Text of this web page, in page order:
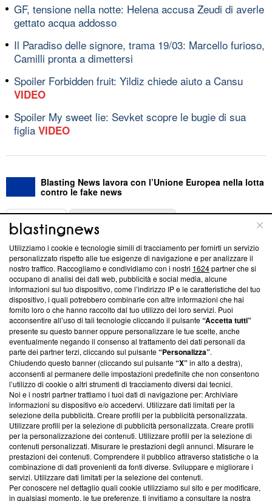
GF, tensione nella notte: Helena accusa Zeudi di averle
gettato acqua addosso
Il Paradiso delle signore, trama 19/03: Marcello furioso,
Camilli pronta a dimettersi
Spoiler Forbidden fruit: Yildiz chiede aiuto a Cansu
VIDEO
Spoiler My sweet lie: Sevket scopre le bugie di sua
figlia VIDEO
Blasting News lavora con l’Unione Europea nella lotta
contro le fake news
ABOUT
Questa sezione offre informazioni trasparenti su Blasting
News, sui nostri processi editoriali e su come ci impegniamo a
creare news di qualità. Inoltre, afferma la nostra aderenza a
‘Trust Project - News with Integrity’Blasting News non è
ancora membro del programma, ma ha richiesto di farne
parte; Trust Project non ha ancora effettuato una verifica di
conformità agli standard.
Su di noi
Team editoriale
Corporate
Redazione
Informativa Privacy
Cookie Policy
Blasting SA, IDI CHE-247.845.224, Via Carlo Frasca, 3 - 6900
Lugano (Svizzera) Tel:+39 0690258937
Utilizziamo i cookie e tecnologie simili di tracciamento per fornirti un servizio
personalizzato rispetto alle tue esigenze di navigazione e per analizzare il
nostro traffico. Raccogliamo e condividiamo con i nostri 1624partner che si
occupano di analisi dei dati web, pubblicità e social media, alcune
informazioni sul tuo dispositivo, come l’indirizzo IP e le caratteristiche del tuo
dispositivo, i quali potrebbero combinarle con altre informazioni che hai
fornito loro o che hanno raccolto dal tuo utilizzo dei loro servizi. Puoi
acconsentire all’uso di tali tecnologie cliccando il pulsante“Accetta tutti”
presente su questo banner oppure personalizzare le tue scelte, anche
eventualmente negando il consenso al trattamento dei dati personali da
parte dei partner terzi, cliccando sul pulsante“Personalizza”.
Chiudendo questo banner (cliccando sul pulsante“X”in alto a destra),
acconsenti al permanere delle impostazioni predefinite che non consentono
l’utilizzo di cookie o altri strumenti di tracciamento diversi dai tecnici.
Noi e i nostri partner trattiamo i tuoi dati di navigazione per: Archiviare
informazioni su dispositivo e/o accedervi. Utilizzare dati limitati per la
selezione della pubblicità. Creare profili per la pubblicità personalizzata.
Utilizzare profili per la selezione di pubblicità personalizzata. Creare profili
per la personalizzazione dei contenuti. Utilizzare profili per la selezione di
contenuti personalizzati. Misurare le prestazioni degli annunci. Misurare le
prestazioni dei contenuti. Comprendere il pubblico attraverso statistiche o la
combinazione di dati provenienti da fonti diverse. Sviluppare e migliorare i
servizi. Utilizzare dati limitati per la selezione dei contenuti.
Per conoscere nel dettaglio quali cookie utilizziamo sul sito e per modificare,
in qualsiasi momento, le tue preferenze, ti invitiamo a consultare la nostra